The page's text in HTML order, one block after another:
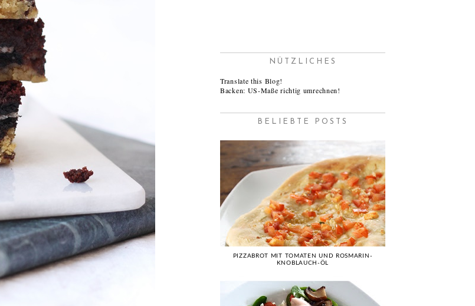
NÜTZLICHES
Translate this Blog!
Backen: US-Maße richtig umrechnen!
BELIEBTE POSTS
PIZZABROT MIT TOMATEN UND ROSMARIN-
KNOBLAUCH-ÖL